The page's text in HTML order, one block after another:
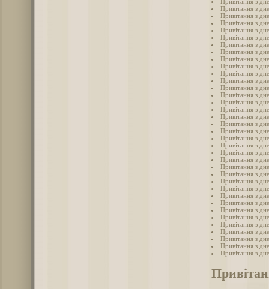
Привітання з
Привітання з
Привітання з
Привітання з
Привітання з
Привітання з
Привітання з
Привітання з
Привітання з
Привітання з
Привітання з
Привітання з
Привітання з
Привітання з
Привітання з
Привітання з
Привітання з
Привітання з
Привітання з
Привітання з
Привітання з
Привітання з
Привітання з
Привітання з
Привітання з
Привітання з
Привітання з
Привітання з
Привітання з
Привітання з
Привітання з
Привітання з
Привітання з
Привітання з
Привітання з